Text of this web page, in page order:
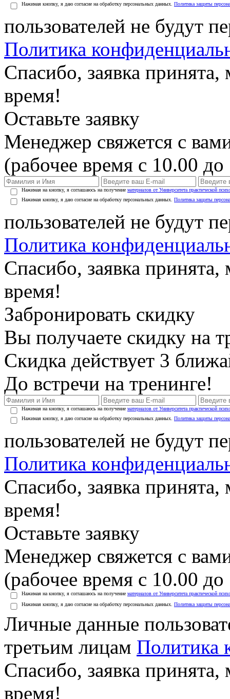
Нажимая кнопку, я даю согласие на обработку персональных данных. Политика защиты
пользователей не будут
Политика
Спасибо, заявка
время!
Оставьте заявку
Менеджер свяжется с
(рабочее время с 10.00
Нажимая на кнопку, я соглашаюсь на получение материалов от Университета практической
Нажимая кнопку, я даю согласие на обработку персональных данных. Политика защиты
пользователей не будут
Политика
Спасибо, заявка
время!
Забронировать скидку
Вы получаете скидку на
Скидка действует 3
До встречи на тренинге!
Нажимая на кнопку, я соглашаюсь на получение материалов от Университета практической
Нажимая кнопку, я даю согласие на обработку персональных данных. Политика защиты
пользователей не будут
Политика
Спасибо, заявка
время!
Оставьте заявку
Менеджер свяжется с
(рабочее время с 10.00
Нажимая на кнопку, я соглашаюсь на получение материалов от Университета практической
Нажимая кнопку, я даю согласие на обработку персональных данных. Политика защиты
Личные данные
третьим лицам Политика
Спасибо, заявка
время!